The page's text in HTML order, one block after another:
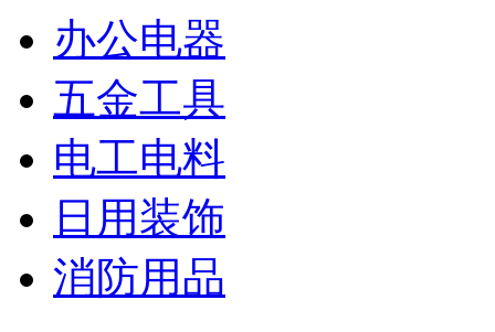
办公电器
五金工具
电工电料
日用装饰
消防用品